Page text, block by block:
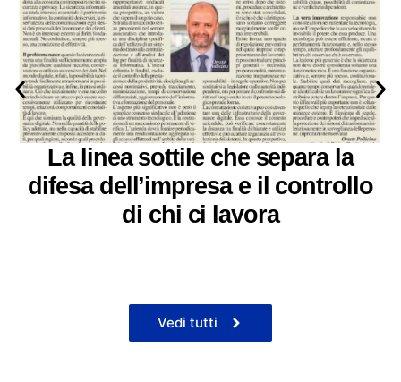
La linea sottile che separa la
difesa dell’impresa e il controllo
di chi ci lavora
Vedi tutti